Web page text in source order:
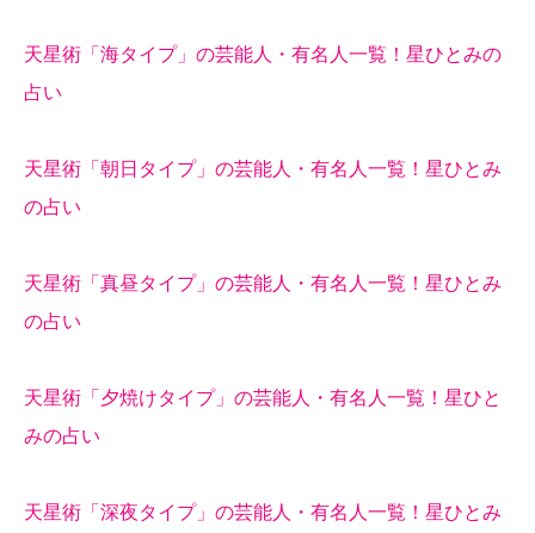
天星術「海タイプ」の芸能人・有名人一覧！星ひとみの
占い
天星術「朝日タイプ」の芸能人・有名人一覧！星ひとみ
の占い
天星術「真昼タイプ」の芸能人・有名人一覧！星ひとみ
の占い
天星術「夕焼けタイプ」の芸能人・有名人一覧！星ひと
みの占い
天星術「深夜タイプ」の芸能人・有名人一覧！星ひとみ